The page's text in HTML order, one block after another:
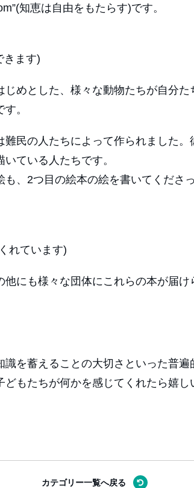
知恵は自由をもたらす)です。
きます)
じめとした、様々な動物たちが自分
。
民の人たちによって作られました
ている人たちです。
、2つ目の絵本の絵を書いてくださ
れています)
にも様々な団体にこれらの本が届け
を蓄えることの大切さといった普
もたちが何かを感じてくれたら嬉し
カテゴリー一覧へ戻る